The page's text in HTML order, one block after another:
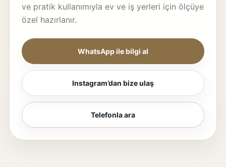
ve pratik kullanımıyla ev ve iş yerleri için ölçüye
özel hazırlanır.
WhatsApp ile bilgi al
Instagram’dan bize ulaş
Telefonla ara